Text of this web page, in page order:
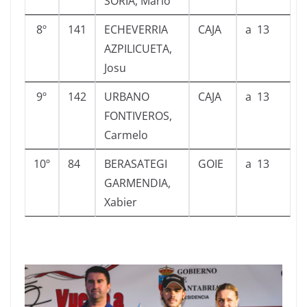
8º
141
ECHEVERRIA
AZPILICUETA,
Josu
CAJA a 13
9º 142
URBANO
FONTIVEROS,
Carmelo
CAJA a 13
10º 84
BERASATEGI
GARMENDIA,
Xabier
GOIE a 13